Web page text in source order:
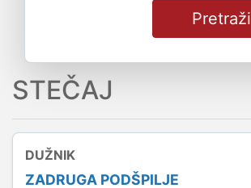
Pretraži
STEČAJ
DUŽNIK
ZADRUGA PODŠPILJE